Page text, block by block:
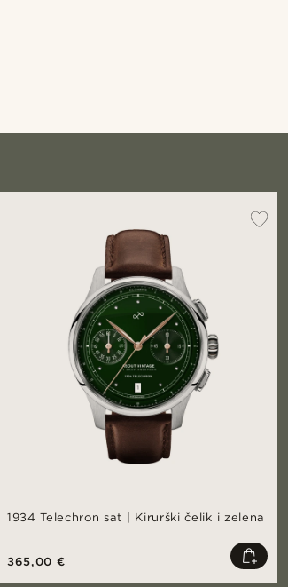
1934 Telechron sat | Kirurški čelik i zelena
365,00 €